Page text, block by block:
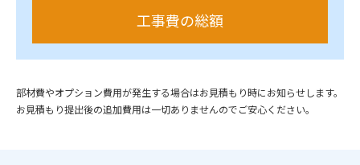
工事費の総額
部材費やオプション費用が発生する場合はお見積もり時にお知らせします。
お見積もり提出後の追加費用は一切ありませんのでご安心ください。